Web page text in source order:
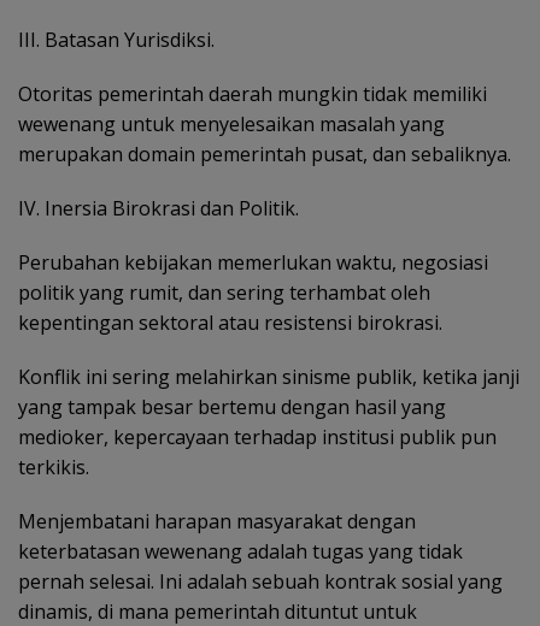
III. Batasan Yurisdiksi.
Otoritas pemerintah daerah mungkin tidak memiliki
wewenang untuk menyelesaikan masalah yang
merupakan domain pemerintah pusat, dan sebaliknya.
IV. Inersia Birokrasi dan Politik.
Perubahan kebijakan memerlukan waktu, negosiasi
politik yang rumit, dan sering terhambat oleh
kepentingan sektoral atau resistensi birokrasi.
Konflik ini sering melahirkan sinisme publik, ketika janji
yang tampak besar bertemu dengan hasil yang
medioker, kepercayaan terhadap institusi publik pun
terkikis.
Menjembatani harapan masyarakat dengan
keterbatasan wewenang adalah tugas yang tidak
pernah selesai. Ini adalah sebuah kontrak sosial yang
dinamis, di mana pemerintah dituntut untuk